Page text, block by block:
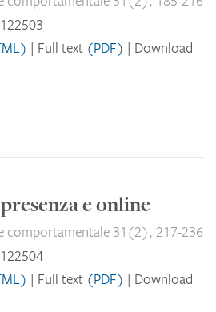
Full text (PDF)
Download
e online
comportamentale 31(2), 217-236
Full text (PDF)
Download